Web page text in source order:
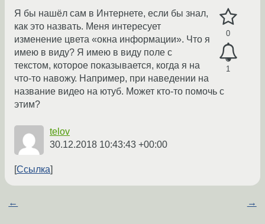
0
1
Я бы нашёл сам в Интернете, если бы знал,
как это назвать. Меня интересует
изменение цвета «окна информации». Что я
имею в виду? Я имею в виду поле с
текстом, которое показывается, когда я на
что-то навожу. Например, при наведении на
название видео на ютуб. Может кто-то помочь с
этим?
telov
30.12.2018 10:43:43 +00:00
Ссылка
← →